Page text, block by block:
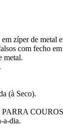
zíper de metal
com fecho
metal.
(à Seco).
PARRA
a-dia.